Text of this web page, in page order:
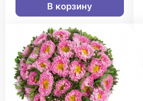
В корзину